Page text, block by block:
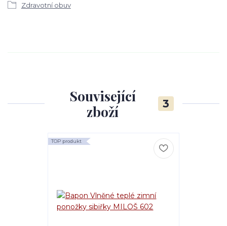
Zdravotní obuv
Související
zboží
3
TOP produkt